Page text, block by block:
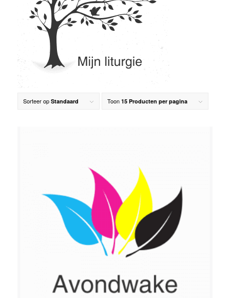
Sorteer op Standaard Toon 15 Producten per pagina